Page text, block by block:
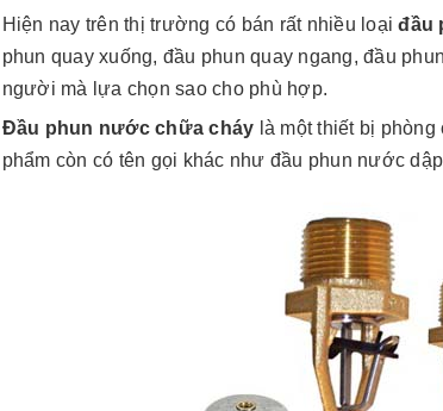
Hiện nay trên thị trường có bán rất nhiều loạiđầu
phun quay xuống, đầu phun quay ngang, đầu
người mà lựa chọn sao cho phù hợp.
Đầu phun nước chữa cháy là một thiết bị
phẩm còn có tên gọi khác như đầu phun nước